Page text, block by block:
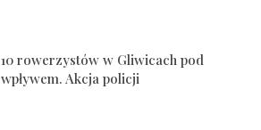
10 rowerzystów w Gliwicach pod
wpływem. Akcja policji